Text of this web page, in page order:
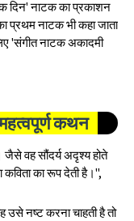
दिन' नाटक का प्रकाशन
प्रथम नाटक भी कहा जाता
'संगीत नाटक अकादमी
कथन
जैसे वह सौंदर्य अदृश्य होते
कविता का रूप देती है।",
उसे नष्ट करना चाहती है तो